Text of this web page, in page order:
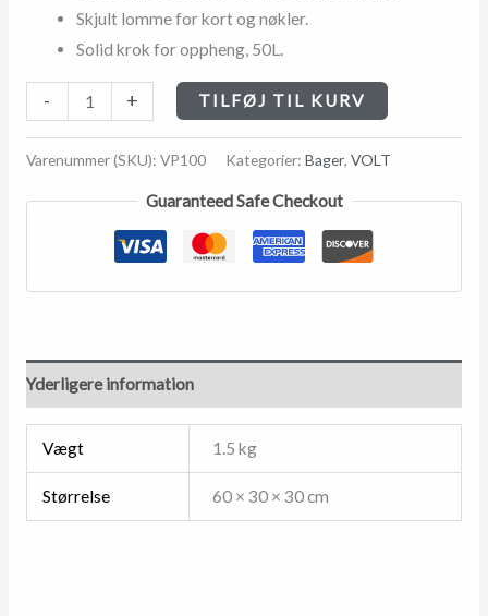
Skjult lomme for kort og nøkler.
Solid krok for oppheng, 50L.
- + TILFØJ TIL KURV
Varenummer (SKU): VP100 Kategorier: Bager, VOLT
Guaranteed Safe Checkout
Yderligere information
Vægt 1.5 kg
Størrelse 60 × 30 × 30 cm